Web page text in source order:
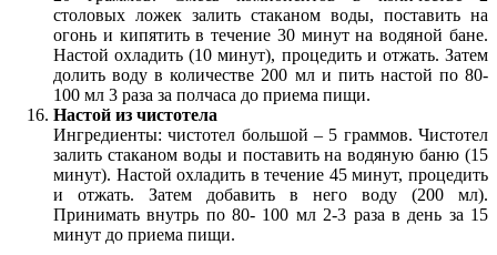
столовых ложек залить стаканом воды, поставить на
огонь и кипятить в течение 30 минут на водяной бане.
Настой охладить (10 минут), процедить и отжать. Затем
долить воду в количестве 200 мл и пить настой по 80-
100 мл 3 раза за полчаса до приема пищи.
Настой из чистотела
Ингредиенты: чистотел большой – 5 граммов. Чистотел
залить стаканом воды и поставить на водяную баню (15
минут). Настой охладить в течение 45 минут, процедить
и отжать. Затем добавить в него воду (200 мл).
Принимать внутрь по 80- 100 мл 2-3 раза в день за 15
минут до приема пищи.